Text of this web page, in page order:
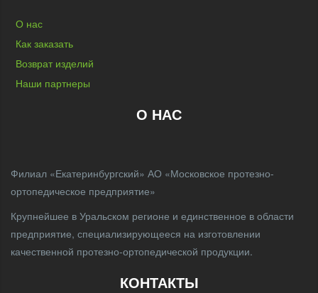
О нас
Как заказать
Возврат изделий
Наши партнеры
О НАС
Филиал «Екатеринбургский» АО «Московское протезно-
ортопедическое предприятие»
Крупнейшее в Уральском регионе и единственное в области
предприятие, специализирующееся на изготовлении
качественной протезно-ортопедической продукции.
КОНТАКТЫ